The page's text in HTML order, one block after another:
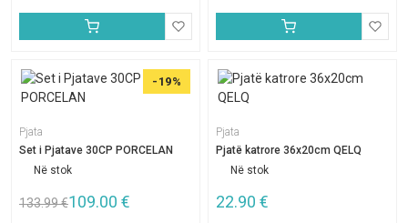
-19%
Pjata
Set i Pjatave 30CP PORCELAN
Në stok
133.99€109.00 €
Pjata
Pjatë katrore 36x20cm QELQ
Në stok
22.90 €